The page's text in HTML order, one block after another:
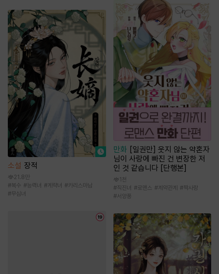
소설 장적
21.8만
#복수 #능력녀 # 계략녀 #카리스마남
#무심녀
만화
[일권만] 웃지 않는 약혼자
님이 사랑에 빠진 건 변장한 저
인 것 같습니다 [단행본]
1천
#직진녀 #로맨스 #계약관계 #짝사랑
#서양풍